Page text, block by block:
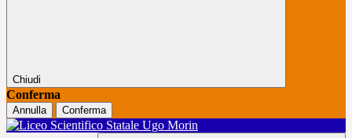
Chiudi
Conferma
Annulla Conferma